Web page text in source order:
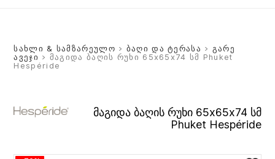
სახლი & სამზარეულო > ბაღი და ტერასა > გარე
ავეჯი > მაგიდა ბაღის რუხი 65x65x74 სმ Phuket
Hespéride
მაგიდა ბაღის რუხი 65x65x74 სმ
Phuket Hespéride